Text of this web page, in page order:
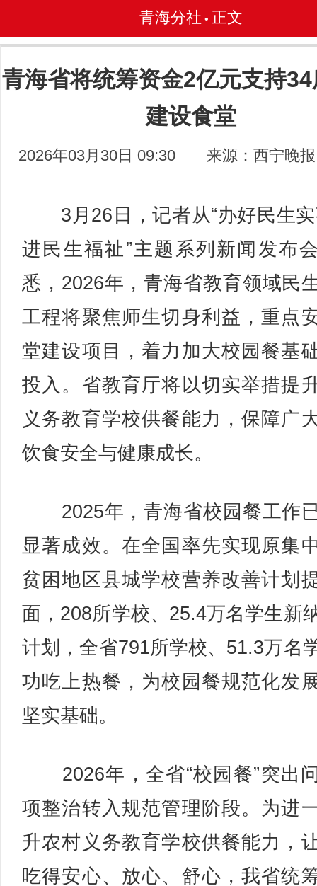
青海分社 • 正文
青海省将统筹资金2亿元支持
建设食堂
2026年03月30日 09:30 来源：西宁晚报
3月26日，记者从“办好民生实
进民生福祉”主题系列新闻发布
悉，2026年，青海省教育领域民
工程将聚焦师生切身利益，重点
堂建设项目，着力加大校园餐基
投入。省教育厅将以切实举措提
义务教育学校供餐能力，保障广
饮食安全与健康成长。
2025年，青海省校园餐工作
显著成效。在全国率先实现原集
贫困地区县城学校营养改善计划
面，208所学校、25.4万名学生新
计划，全省791所学校、51.3万名
功吃上热餐，为校园餐规范化发
坚实基础。
2026年，全省“校园餐”突出
项整治转入规范管理阶段。为进
升农村义务教育学校供餐能力，
吃得安心、放心、舒心，我省统